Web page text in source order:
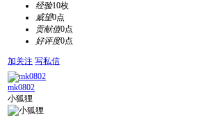
经验10枚
威望0点
贡献值0点
好评度0点
加关注 写私信
mk0802
小狐狸